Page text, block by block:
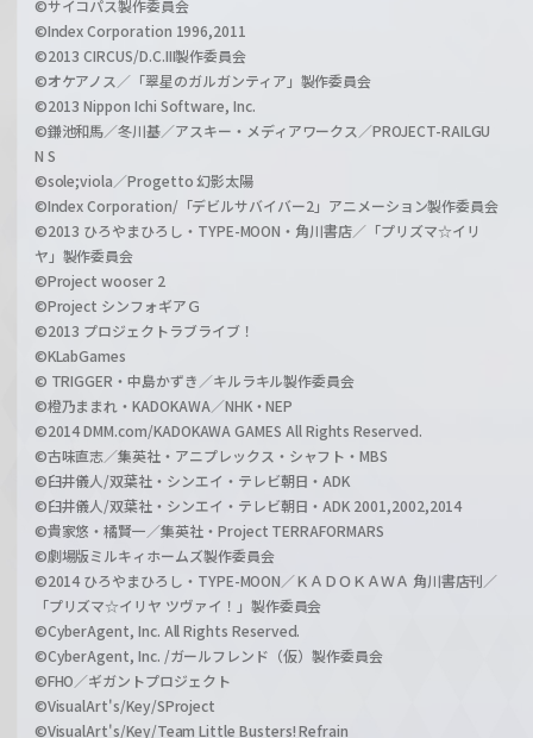
©サイコパス製作委員会
©Index Corporation 1996,2011
©2013 CIRCUS/D.C.III製作委員会
©オケアノス／「翠星のガルガンティア」製作委員会
©2013 Nippon Ichi Software, Inc.
©鎌池和馬／冬川基／アスキー・メディアワークス／PROJECT-RAILGU
N S
©sole;viola／Progetto 幻影太陽
©Index Corporation/「デビルサバイバー2」アニメーション製作委員会
©2013 ひろやまひろし・TYPE-MOON・角川書店／「プリズマ☆イリ
ヤ」製作委員会
©Project wooser 2
©Project シンフォギアＧ
©2013 プロジェクトラブライブ！
©KLabGames
© TRIGGER・中島かずき／キルラキル製作委員会
©橙乃ままれ・KADOKAWA／NHK・NEP
©2014 DMM.com/KADOKAWA GAMES All Rights Reserved.
©古味直志／集英社・アニプレックス・シャフト・MBS
©臼井儀人/双葉社・シンエイ・テレビ朝日・ADK
©臼井儀人/双葉社・シンエイ・テレビ朝日・ADK 2001,2002,2014
©貴家悠・橘賢一／集英社・Project TERRAFORMARS
©劇場版ミルキィホームズ製作委員会
©2014 ひろやまひろし・TYPE-MOON／ＫＡＤＯＫＡＷＡ 角川書店刊／
「プリズマ☆イリヤ ツヴァイ！」製作委員会
©CyberAgent, Inc. All Rights Reserved.
©CyberAgent, Inc. /ガールフレンド（仮）製作委員会
©FHO／ギガントプロジェクト
©VisualArt's/Key/SProject
©VisualArt's/Key/Team Little Busters! Refrain